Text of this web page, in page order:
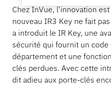
Hôtellerie et restauration
Constructeurs d'appareils
Supports pour tablettes
Chez InVue, l'innovation
nouveau IR3 Key ne fait
a introduit le IR Key, une
sécurité qui fournit un code
département et une
clés perdues. Avec cette
dit adieu aux porte-clés